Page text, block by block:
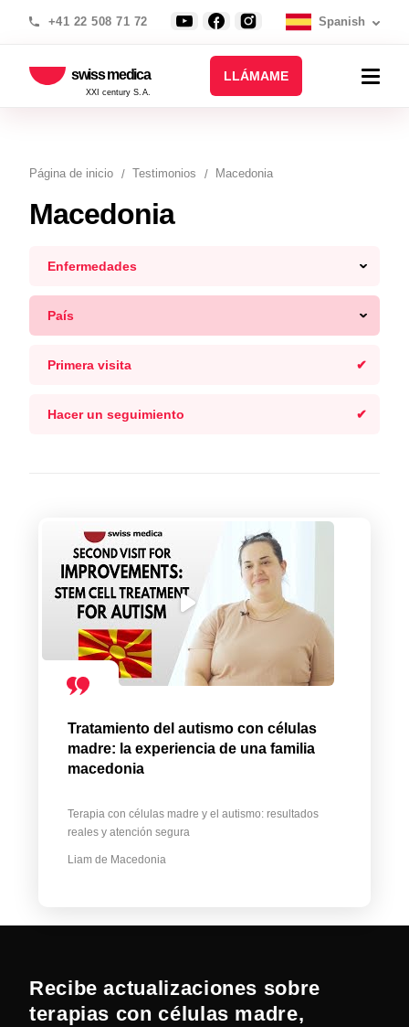
+41 22 508 71 72 Spanish
swiss medica
XXI century S.A.
LLÁMAME
Página de inicio Testimonios Macedonia
Macedonia
Enfermedades
País
Primera visita
Hacer un seguimiento
Tratamiento del autismo con células
madre: la experiencia de una familia
macedonia
Terapia con células madre y el autismo: resultados
reales y atención segura
Liam de Macedonia
Recibe actualizaciones sobre
terapias con células madre,